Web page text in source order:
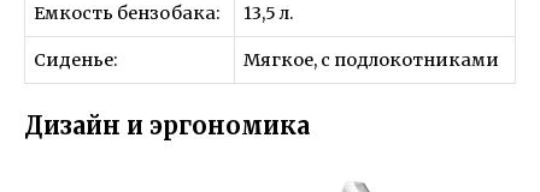
Емкость бензобака: 13,5 л.
Сиденье: Мягкое, с подлокотниками
Дизайн и эргономика